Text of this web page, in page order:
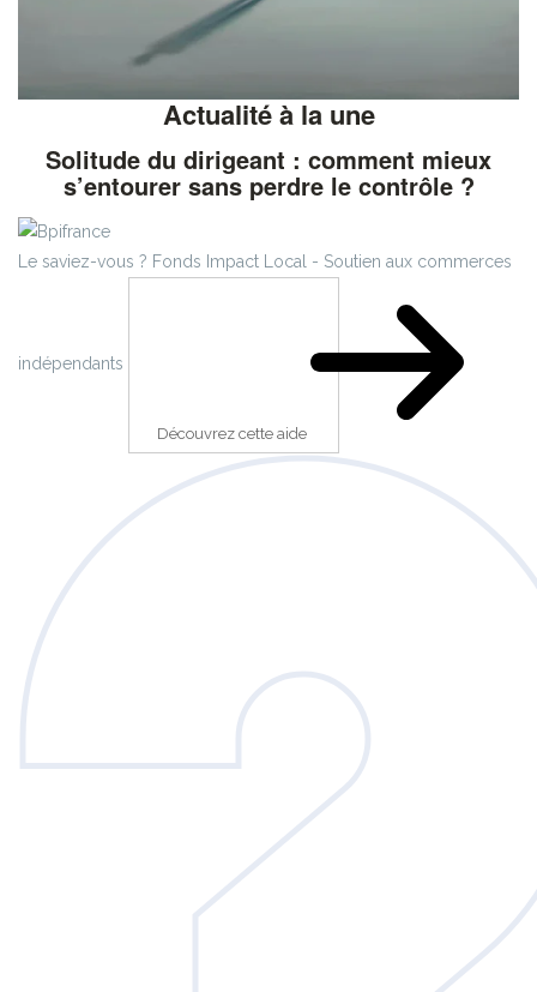
Actualité à la une
Solitude du dirigeant : comment mieux
s’entourer sans perdre le contrôle ?
Le saviez-vous ? Fonds Impact Local - Soutien aux commerces
indépendants
Découvrez cette aide